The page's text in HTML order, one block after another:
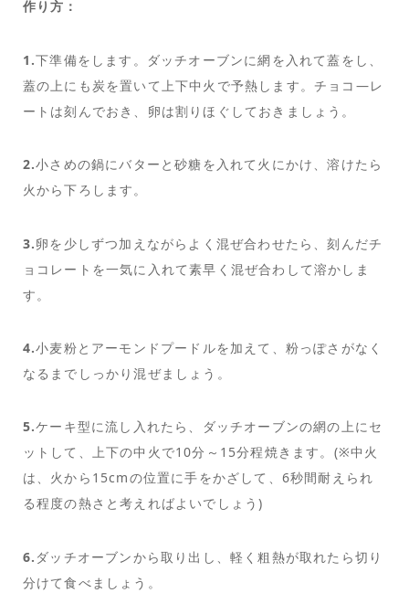
作り方：
1.下準備をします。ダッチオーブンに網を入れて蓋をし、
蓋の上にも炭を置いて上下中火で予熱します。チョコ―レ
ートは刻んでおき、卵は割りほぐしておきましょう。
2.小さめの鍋にバターと砂糖を入れて火にかけ、溶けたら
火から下ろします。
3.卵を少しずつ加えながらよく混ぜ合わせたら、刻んだチ
ョコレートを一気に入れて素早く混ぜ合わして溶かしま
す。
4.小麦粉とアーモンドプードルを加えて、粉っぽさがなく
なるまでしっかり混ぜましょう。
5.ケーキ型に流し入れたら、ダッチオーブンの網の上にセ
ットして、上下の中火で10分～15分程焼きます。(※中火
は、火から15cmの位置に手をかざして、6秒間耐えられ
る程度の熱さと考えればよいでしょう)
6. ダッチオーブンから取り出し、軽く粗熱が取れたら切り
分けて食べましょう。